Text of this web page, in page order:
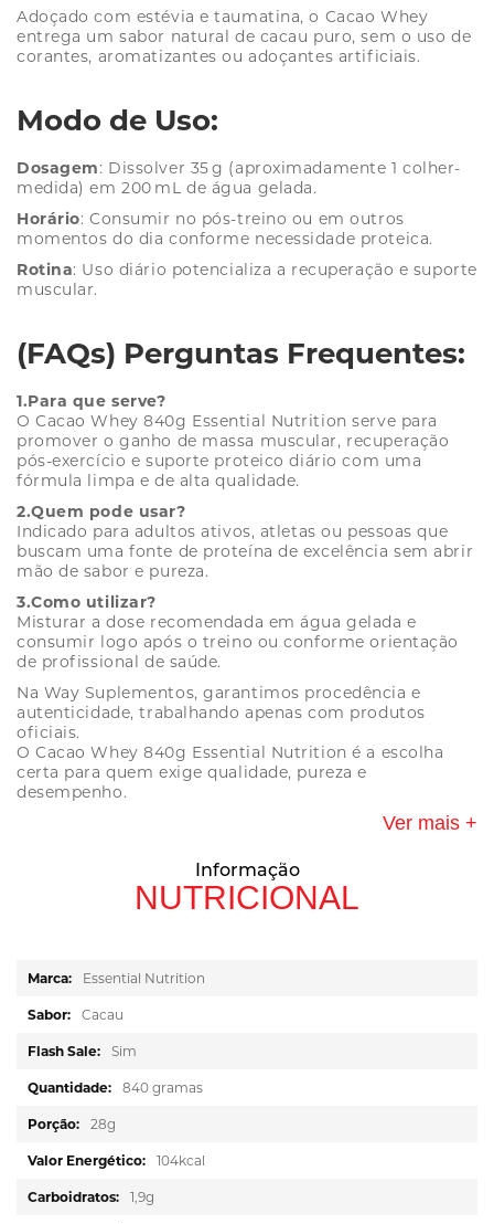
Adoçado com estévia e taumatina, o Cacao Whey
entrega um sabor natural de cacau puro, sem o uso de
corantes, aromatizantes ou adoçantes artificiais.
Modo de Uso:
Dosagem: Dissolver 35 g (aproximadamente 1 colher-
medida) em 200 mL de água gelada.
Horário: Consumir no pós-treino ou em outros
momentos do dia conforme necessidade proteica.
Rotina: Uso diário potencializa a recuperação e suporte
muscular.
(FAQs) Perguntas Frequentes:
1.Para que serve?
O Cacao Whey 840g Essential Nutrition serve para
promover o ganho de massa muscular, recuperação
pós-exercício e suporte proteico diário com uma
fórmula limpa e de alta qualidade.
2.Quem pode usar?
Indicado para adultos ativos, atletas ou pessoas que
buscam uma fonte de proteína de excelência sem abrir
mão de sabor e pureza.
3.Como utilizar?
Misturar a dose recomendada em água gelada e
consumir logo após o treino ou conforme orientação
de profissional de saúde.
Na Way Suplementos, garantimos procedência e
autenticidade, trabalhando apenas com produtos
oficiais.
O Cacao Whey 840g Essential Nutrition é a escolha
certa para quem exige qualidade, pureza e
desempenho.
Ver mais +
Informação
NUTRICIONAL
Mais
Essential Nutrition
Cacau
Sim
840 gramas
28g
104kcal
1,9g